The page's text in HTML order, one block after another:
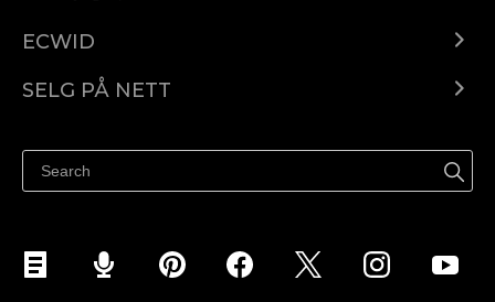
ECWID
Pris
SELG PÅ NETT
Selg på Facebook
Selg på Instagram